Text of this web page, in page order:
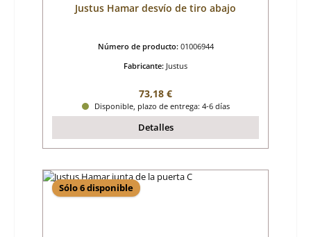
Justus Hamar desvío de tiro abajo
Número de producto: 01006944
Fabricante: Justus
Precio normal:
73,18 €
Disponible, plazo de entrega: 4-6 días
Detalles
Sólo 6 disponible